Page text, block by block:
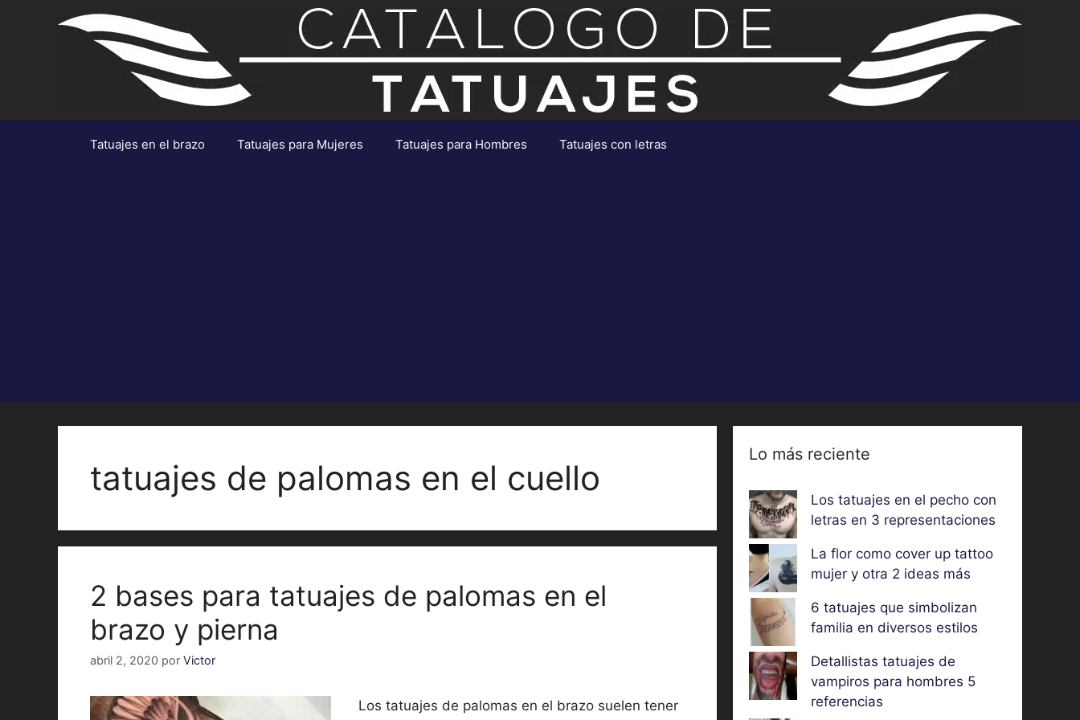
Tatuajes en el brazo Tatuajes para Mujeres Tatuajes para Hombres Tatuajes con letras
tatuajes de palomas en el cuello
2 bases para tatuajes de palomas en el
brazo y pierna
abril 2, 2020 por Victor
Los tatuajes de palomas en el brazo suelen tener
Lo más reciente
Los tatuajes en el pecho con
letras en 3 representaciones
La flor como cover up tattoo
mujer y otra 2 ideas más
6 tatuajes que simbolizan
familia en diversos estilos
Detallistas tatuajes de
vampiros para hombres 5
referencias